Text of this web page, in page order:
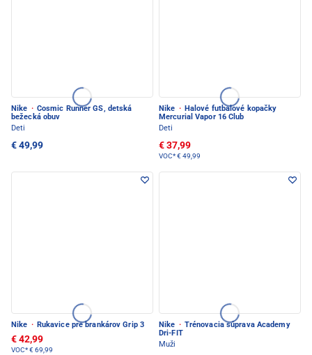
Nike · Cosmic Runner GS, detská
bežecká obuv
Deti
€ 49,99
Nike · Halové futbalové kopačky
Mercurial Vapor 16 Club
Deti
€ 37,99
VOC*€ 49,99
Nike · Rukavice pre brankárov Grip 3
€ 42,99
VOC*€ 69,99
Nike · Trénovacia súprava Academy
Dri-FIT
Muži